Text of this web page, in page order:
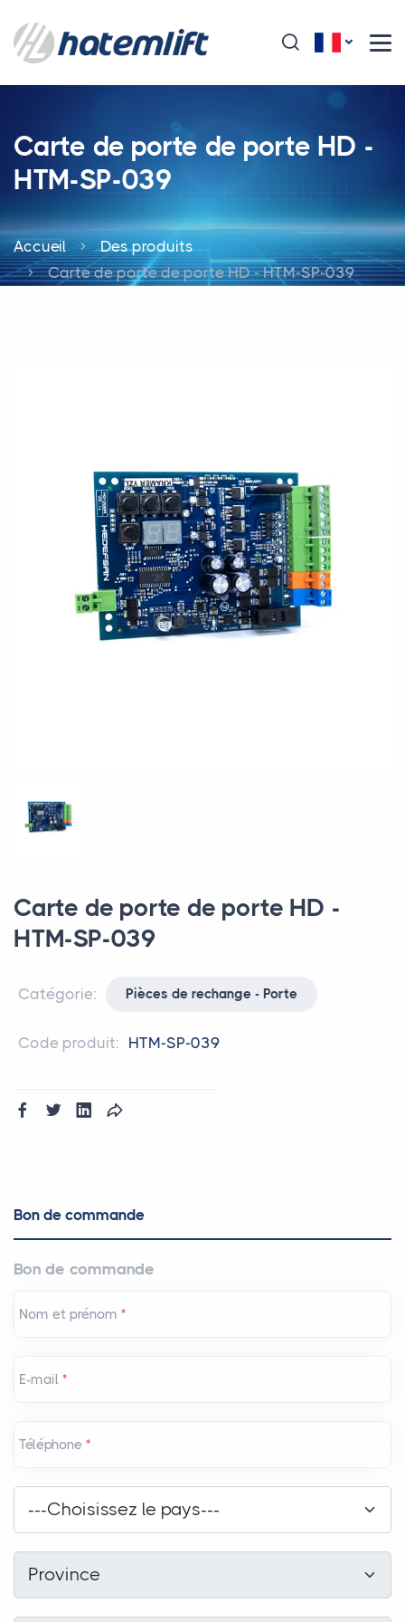
Carte de porte de porte HD -
HTM-SP-039
Accueil
Des produits
Carte de porte de porte HD - HTM-SP-039
Carte de porte de porte HD -
HTM-SP-039
Catégorie: Pièces de rechange - Porte
Code produit: HTM-SP-039
Bon de commande
Bon de commande
Nom et prénom *
E-mail *
Téléphone *
---Choisissez le pays---
Province